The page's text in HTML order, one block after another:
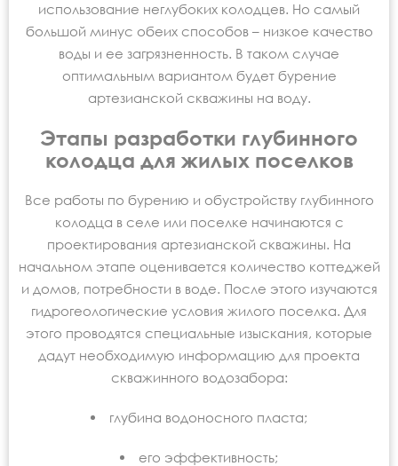
использование неглубоких колодцев. Но самый
большой минус обеих способов – низкое качество
воды и ее загрязненность. В таком случае
оптимальным вариантом будет бурение
артезианской скважины на воду.
Этапы разработки глубинного
колодца для жилых поселков
Все работы по бурению и обустройству глубинного
колодца в селе или поселке начинаются с
проектирования артезианской скважины. На
начальном этапе оценивается количество коттеджей
и домов, потребности в воде. После этого изучаются
гидрогеологические условия жилого поселка. Для
этого проводятся специальные изыскания, которые
дадут необходимую информацию для проекта
скважинного водозабора:
глубина водоносного пласта;
его эффективность;